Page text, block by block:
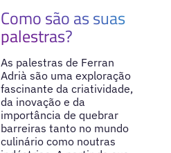
Como são as suas
palestras?
As palestras de Ferran
Adrià são uma exploração
fascinante da criatividade,
da inovação e da
importância de quebrar
barreiras tanto no mundo
culinário como noutras